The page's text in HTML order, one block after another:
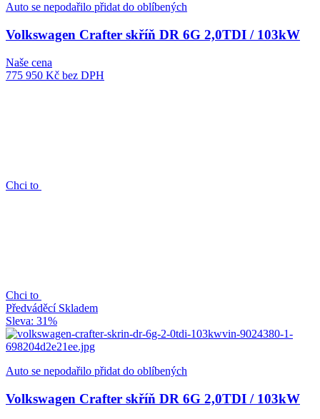
Auto se nepodařilo přidat do oblíbených
Volkswagen Crafter skříň DR 6G 2,0TDI / 103kW
Naše cena
775 950 Kč bez DPH
Chci to
Chci to
Předváděcí Skladem
Sleva: 31%
Auto se nepodařilo přidat do oblíbených
Volkswagen Crafter skříň DR 6G 2,0TDI / 103kW